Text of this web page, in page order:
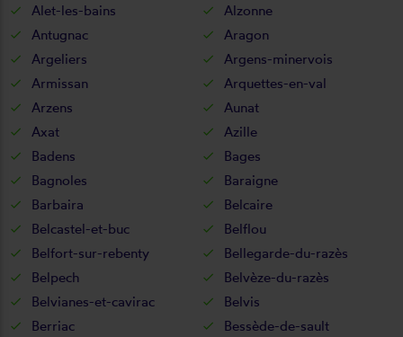
Alet-les-bains
Alzonne
Antugnac
Aragon
Argeliers
Argens-minervois
Armissan
Arquettes-en-val
Arzens
Aunat
Axat
Azille
Badens
Bages
Bagnoles
Baraigne
Barbaira
Belcaire
Belcastel-et-buc
Belflou
Belfort-sur-rebenty
Bellegarde-du-razès
Belpech
Belvèze-du-razès
Belvianes-et-cavirac
Belvis
Berriac
Bessède-de-sault